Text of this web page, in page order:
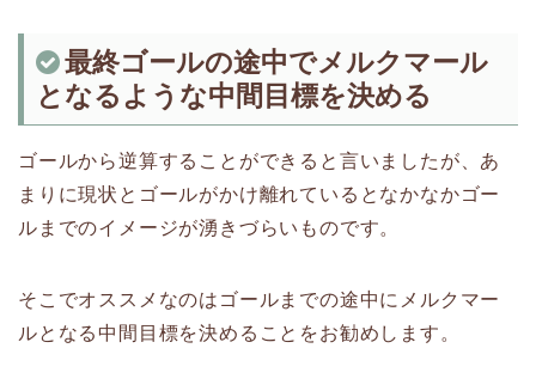
最終ゴールの途中でメルクマール
となるような中間目標を決める
ゴールから逆算することができると言いましたが、あ
まりに現状とゴールがかけ離れているとなかなかゴー
ルまでのイメージが湧きづらいものです。
そこでオススメなのはゴールまでの途中にメルクマー
ルとなる中間目標を決めることをお勧めします。